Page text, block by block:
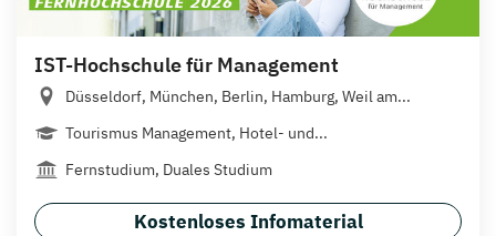
IST-Hochschule für Management
Düsseldorf, München, Berlin, Hamburg, Weil am...
Tourismus Management, Hotel- und...
Fernstudium, Duales Studium
Kostenloses Infomaterial